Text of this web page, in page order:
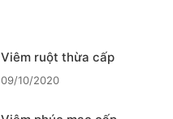
Viêm ruột thừa cấp
09/10/2020